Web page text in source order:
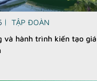
TẬP ĐOÀN
và hành trình kiến tạo